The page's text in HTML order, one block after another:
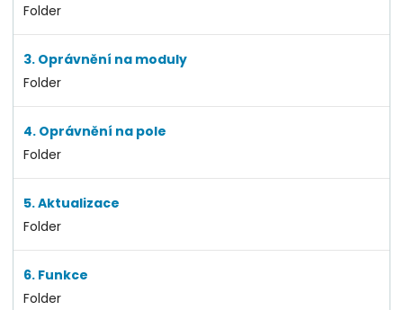
Folder
3. Oprávnění na moduly
Folder
4. Oprávnění na pole
Folder
5. Aktualizace
Folder
6. Funkce
Folder